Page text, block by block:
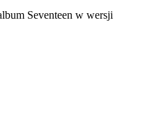
Seventeen w wersji